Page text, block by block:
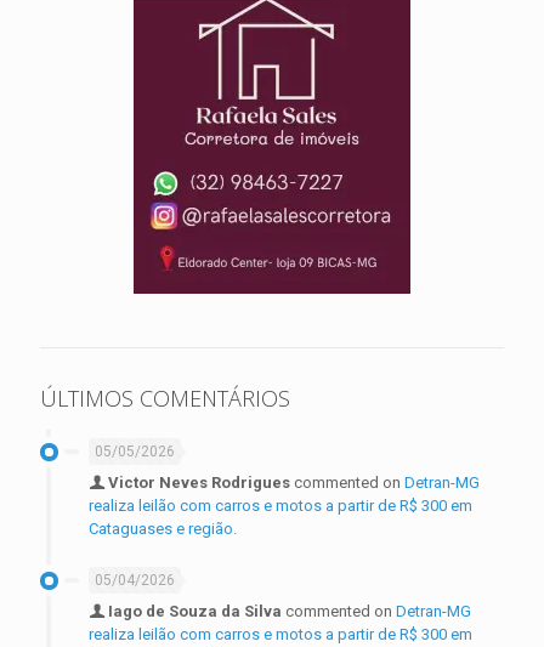
ÚLTIMOS COMENTÁRIOS
05/05/2026
Victor Neves Rodrigues commented on Detran-MG
realiza leilão com carros e motos a partir de R$ 300 em
Cataguases e região.
05/04/2026
Iago de Souza da Silva commented on Detran-MG
realiza leilão com carros e motos a partir de R$ 300 em